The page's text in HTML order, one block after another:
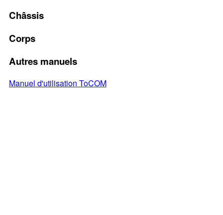
Châssis
Corps
Autres manuels
Manuel d'utilisation ToCOM